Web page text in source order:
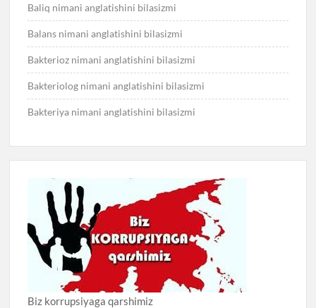
Baliq nimani anglatishini bilasizmi
Balans nimani anglatishini bilasizmi
Bakterioz nimani anglatishini bilasizmi
Bakteriolog nimani anglatishini bilasizmi
Bakteriya nimani anglatishini bilasizmi
Biz korrupsiyaga qarshimiz